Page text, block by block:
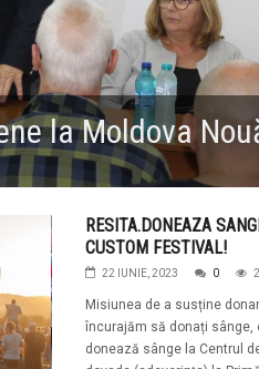
la Moldova
RESITA.DONEAZA
CUSTOM FESTIVAL!
22 IUNIE, 2023 0
Misiunea de a susține
încurajăm să donați sânge,
donează sânge la Centrul